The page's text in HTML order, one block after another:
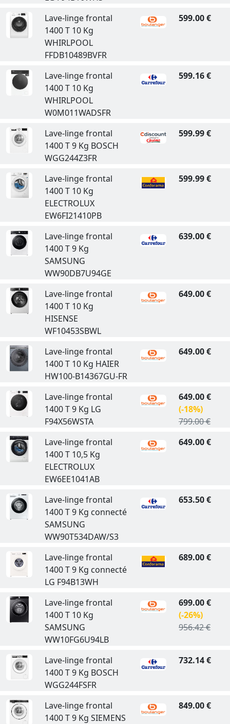
Lave-linge frontal
1400 T 10 Kg
WHIRLPOOL
FFDB10489BVFR
599.00 €
Lave-linge frontal
1400 T 10 Kg
WHIRLPOOL
W0M011WADSFR
599.16 €
Lave-linge frontal
1400 T 9 Kg BOSCH
WGG244Z3FR
599.99 €
Lave-linge frontal
1400 T 10 Kg
ELECTROLUX
EW6FI21410PB
599.99 €
Lave-linge frontal
1400 T 9 Kg
SAMSUNG
WW90DB7U94GE
639.00 €
Lave-linge frontal
1400 T 10 Kg
HISENSE
WF10453SBWL
649.00 €
Lave-linge frontal
1400 T 10 Kg HAIER
HW100-B14367GU-FR
649.00 €
Lave-linge frontal
1400 T 9 Kg LG
F94X56WSTA
649.00 €
(-18%)
799.00 €
Lave-linge frontal
1400 T 10,5 Kg
ELECTROLUX
EW6EE1041AB
649.00 €
Lave-linge frontal
1400 T 9 Kg connecté
SAMSUNG
WW90T534DAW/S3
653.50 €
Lave-linge frontal
1400 T 9 Kg connecté
LG F94B13WH
689.00 €
Lave-linge frontal
1400 T 10 Kg
SAMSUNG
WW10FG6U94LB
699.00 €
(-26%)
956.42 €
Lave-linge frontal
1400 T 9 Kg BOSCH
WGG244FSFR
732.14 €
Lave-linge frontal
1400 T 9 Kg SIEMENS
849.00 €